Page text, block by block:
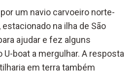
um navio carvoeiro norte-
estacionado na ilha de São
ajudar e fez alguns
U-boat a mergulhar. A resposta
em terra também